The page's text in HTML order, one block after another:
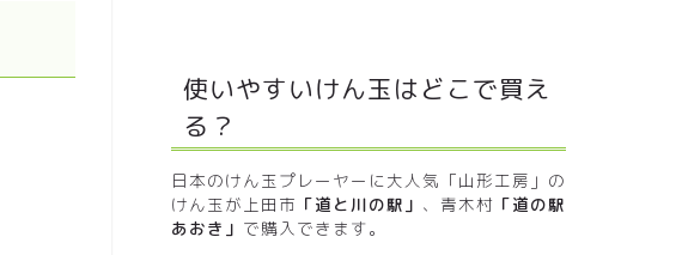
使いやすいけん玉はどこで買え
る？
日本のけん玉プレーヤーに大人気「山形工房」の
けん玉が上田市 「道と川の駅」 、青木村 「道の駅
あおき」 で購入できます。